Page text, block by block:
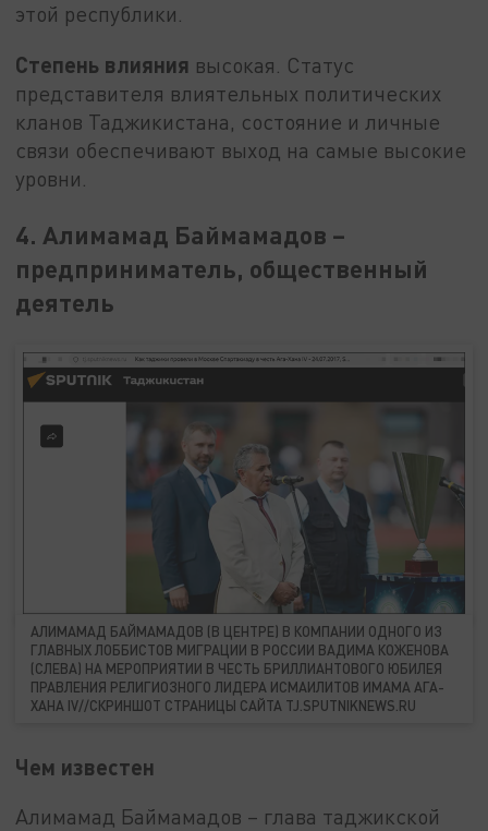
этой республики.
Степень влияния высокая. Статус
представителя влиятельных политических
кланов Таджикистана, состояние и личные
связи обеспечивают выход на самые высокие
уровни.
4. Алимамад Баймамадов –
предприниматель, общественный
деятель
АЛИМАМАД БАЙМАМАДОВ (В ЦЕНТРЕ) В КОМПАНИИ ОДНОГО ИЗ
ГЛАВНЫХ ЛОББИСТОВ МИГРАЦИИ В РОССИИ ВАДИМА КОЖЕНОВА
(СЛЕВА) НА МЕРОПРИЯТИИ В ЧЕСТЬ БРИЛЛИАНТОВОГО ЮБИЛЕЯ
ПРАВЛЕНИЯ РЕЛИГИОЗНОГО ЛИДЕРА ИСМАИЛИТОВ ИМАМА АГА-
ХАНА IV//СКРИНШОТ СТРАНИЦЫ САЙТА TJ.SPUTNIKNEWS.RU
Чем известен
Алимамад Баймамадов – глава таджикской